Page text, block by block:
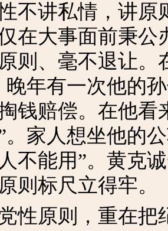
讲私情，讲原
在大事面前秉
则、毫不退让。
晚年有一次他的
钱赔偿。在他看
。家人想坐他的
不能用”。黄克
则标尺立得牢。
原则，重在把